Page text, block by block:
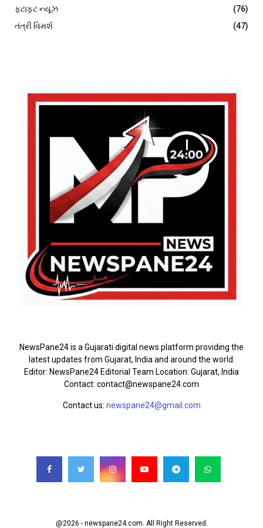
ફટાફટ ન્યૂઝ
(76)
તંત્રી વિમર્શ
(47)
NewsPane24 is a Gujarati digital news platform providing the
latest updates from Gujarat, India and around the world.
Editor: NewsPane24 Editorial Team Location: Gujarat, India
Contact: contact@newspane24.com
Contact us: newspane24@gmail.com
@2026 - newspane24.com. All Right Reserved.